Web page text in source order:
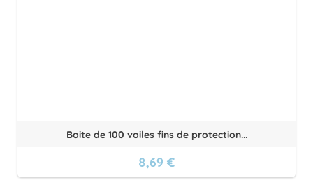
Boite de 100 voiles fins de protection...
8,69 €